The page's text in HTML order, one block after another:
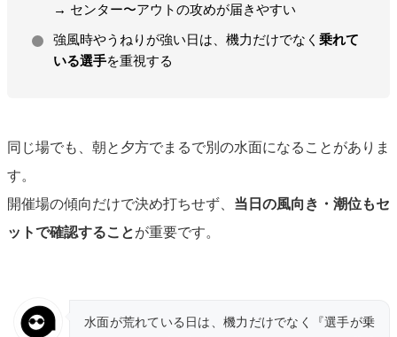
→ センター〜アウトの攻めが届きやすい
強風時やうねりが強い日は、機力だけでなく 乗れて
いる選手を重視する
同じ場でも、朝と夕方でまるで別の水面になることがありま
す。
開催場の傾向だけで決め打ちせず、 当日の風向き・潮位もセ
ットで確認することが重要です。
水面が荒れている日は、機力だけでなく『選手が乗